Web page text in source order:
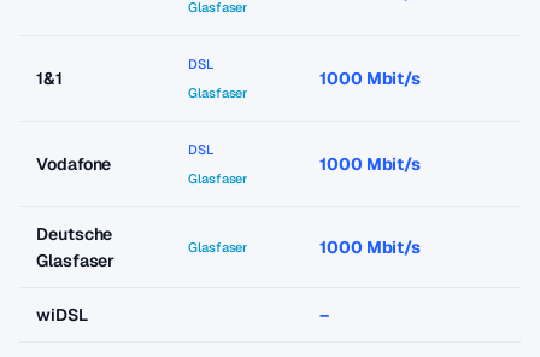
Glasfaser
1&1
DSL
Glasfaser
1000 Mbit/s
Vodafone
DSL
Glasfaser
1000 Mbit/s
Deutsche
Glasfaser
Glasfaser 1000 Mbit/s
wiDSL –